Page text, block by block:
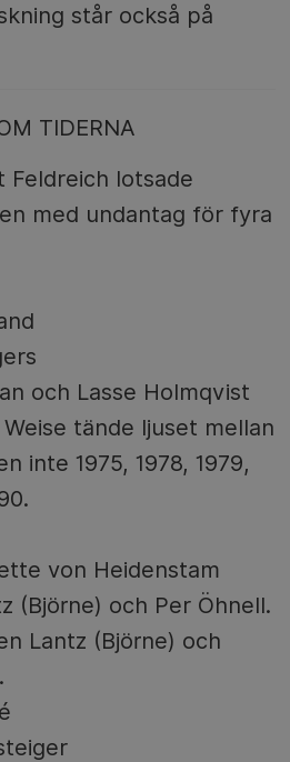
står också på
TIDERNA
Feldreich lotsade
med undantag för fyra
och Lasse Holmqvist
Weise tände ljuset mellan
inte 1975, 1978, 1979,
von Heidenstam
(Björne) och Per Öhnell.
Lantz (Björne) och